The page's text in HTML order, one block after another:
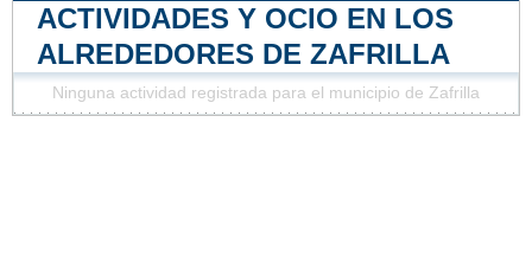
ACTIVIDADES Y OCIO EN LOS
ALREDEDORES DE ZAFRILLA
Ninguna actividad registrada para el municipio de Zafrilla